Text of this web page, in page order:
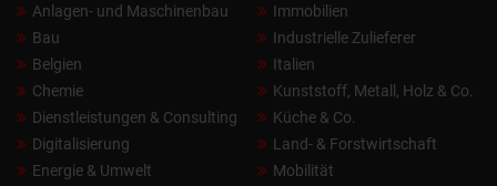
Anlagen- und Maschinenbau
Bau
Belgien
Chemie
Dienstleistungen & Consulting
Digitalisierung
Energie & Umwelt
Immobilien
Industrielle Zulieferer
Italien
Kunststoff, Metall, Holz & Co.
Küche & Co.
Land- & Forstwirtschaft
Mobilität